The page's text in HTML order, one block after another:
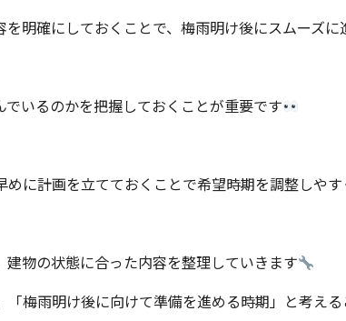
明確にしておくことで、梅雨明け後にスムーズ
いるのかを把握しておくことが重要です
に計画を立てておくことで希望時期を調整しや
物の状態に合った内容を整理していきます
梅雨明け後に向けて準備を進める時期」と考え